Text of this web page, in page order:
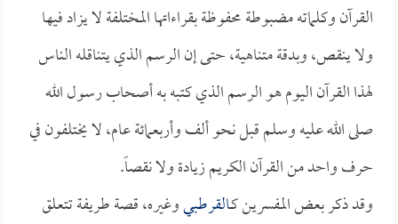
القرآن وكلماته مضبوطة محفوظة بقراءاتها المختلفة لا يزاد فيها
ولا ينقص، وبدقة متناهية، حتى إن الرسم الذي يتناقله الناس
لهذا القرآن اليوم هو الرسم الذي كتبه به أصحاب رسول الله
صلى الله عليه وسلم قبل نحو ألف وأربعمائة عام، لا يختلفون في
حرف واحد من القرآن الكريم زيادة ولا نقصاً.
وقد ذكر بعض المفسرين كـالقرطبيوغيره، قصة طريفة تتعلق